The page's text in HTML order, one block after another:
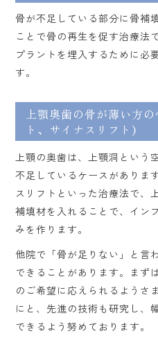
骨が不足している部分に骨補
ことで骨の再生を促す治療法
プラントを埋入するために必
す。
上顎奥歯の骨が薄い方
ト、サイナスリフト)
上顎の奥歯は、上顎洞という
不足しているケースがありま
スリフトといった治療法で、
補填材を入れることで、イン
みを作ります。
他院で「骨が足りない」と言
できることがあります。まず
のご希望に応えられるようさ
にと、先進の技術も研究し、
できるよう努めております。